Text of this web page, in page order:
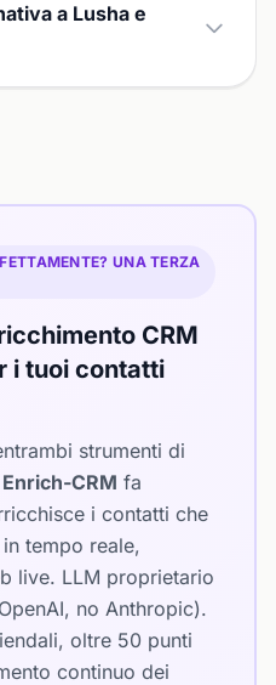
a Lusha e
UNA TERZA
CRM
i tuoi contatti
strumenti di
Enrich-CRM fa
i contatti che
tempo reale,
live. LLM proprietario
no Anthropic).
oltre 50 punti
continuo dei